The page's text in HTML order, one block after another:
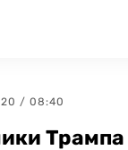
/ 08:40
Трампа